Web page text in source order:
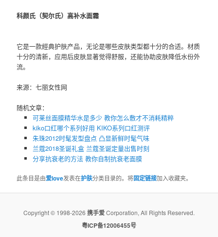
科颜氏（契尔氏）高补水面霜
它是一款經典护肤产品，无论是哪些皮肤类型都十分的合适。材质
十分的清新，应用后皮肤显著觉得舒服，还能协助皮肤降低水份外
流。
来源：七丽女性网
随机文章：
可莱丝面膜精华水是多少 教你怎么敷才不消耗精粹
kiko口红哪个系列好用 KIKO系列口红测评
朱珠2012时髦发型盘点 凸显新鲜时髦气味
兰蔻2018圣诞礼盒 兰蔻圣诞定量出售时刻
分享抗衰老的方法 教你自制抗衰老面膜
此条目是由爱love发表在护肤分类目录的。将固定链接加入收藏夹。
Copyright © 1998-2026 携手爱Corporation, All Rights Reserved.
粤ICP备12006455号